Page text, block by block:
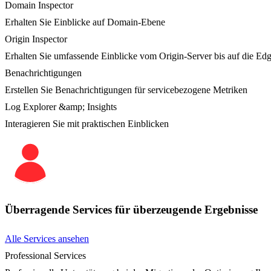
Domain Inspector
Erhalten Sie Einblicke auf Domain-Ebene
Origin Inspector
Erhalten Sie umfassende Einblicke vom Origin-Server bis auf die
Benachrichtigungen
Erstellen Sie Benachrichtigungen für servicebezogene Metriken
Log Explorer &amp; Insights
Interagieren Sie mit praktischen Einblicken
Überragende Services für überzeugende Ergebnisse
Alle Services ansehen
Professional Services